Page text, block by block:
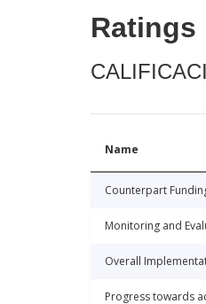
Ratings
Name
Counterpart
Monitoring and
Overall
Progress towards